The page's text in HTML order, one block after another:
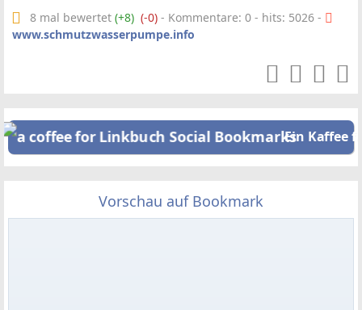
8 mal bewertet (+8) (-0) - Kommentare: 0 - hits: 5026 -
www.schmutzwasserpumpe.info
Ein Kaffee
Vorschau auf Bookmark